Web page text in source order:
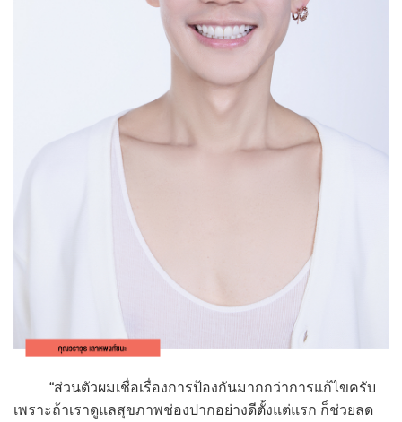
“ส่วนตัวผมเชื่อเรื่องการป้องกันมากกว่าการแก้ไขครับ
เพราะถ้าเราดูแลสุขภาพช่องปากอย่างดีตั้งแต่แรก ก็ช่วยลด